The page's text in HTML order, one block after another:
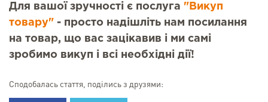
Для вашої зручності є послуга "Викуп
товару" - просто надішліть нам посилання
на товар, що вас зацікавив і ми самі
зробимо викуп і всі необхідні дії!
Сподобалась стаття, поділись з друзями: